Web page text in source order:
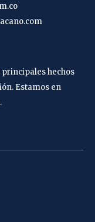
hechos
Estamos en